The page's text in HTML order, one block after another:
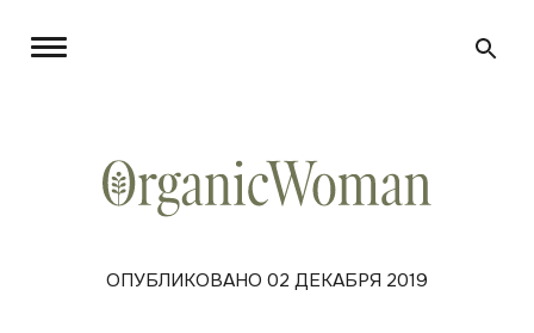
ОПУБЛИКОВАНО 02 ДЕКАБРЯ 2019